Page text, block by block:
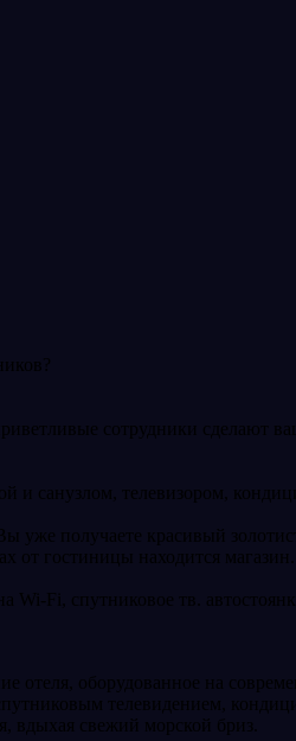
сотрудники сделают
санузлом, телевизором,
получаете красивый
от гостиницы находится магазин.
Wi-Fi, спутниковое тв.
оборудованное на
телевидением,
вдыхая свежий морской бриз.